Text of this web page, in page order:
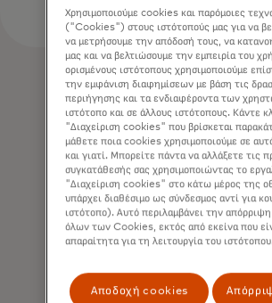
Χρησιμοποιούμε cookies και παρόμοιες
("Cookies") στους ιστότοπούς μας για να
να μετρήσουμε την απόδοσή τους, να
μας και να βελτιώσουμε την εμπειρία του
ορισμένους ιστότοπους χρησιμοποιούμε
την εμφάνιση διαφημίσεων με βάση τις
περιήγησης και τα ενδιαφέροντα των
ιστότοπο και σε άλλους ιστότοπους. Κάντε
"Διαχείριση cookies" που βρίσκεται
μάθετε ποια cookies χρησιμοποιούμε σε
και γιατί. Μπορείτε πάντα να αλλάξετε τις
συγκατάθεσής σας χρησιμοποιώντας το
"Διαχείριση cookies" στο κάτω μέρος της
υπάρχει διαθέσιμο ως σύνδεσμος αντί για
ιστότοπο). Αυτό περιλαμβάνει την
όλων των Cookies, εκτός από εκείνα που
απαραίτητα για τη λειτουργία του
Αποδοχή cookies